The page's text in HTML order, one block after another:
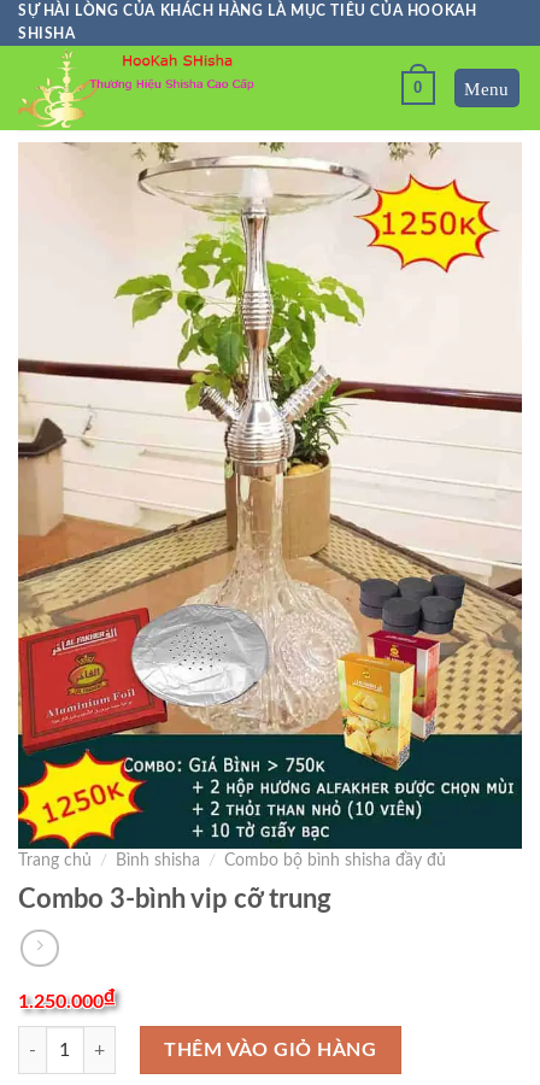
Skip
to
content
SỰ HÀI LÒNG CỦA KHÁCH HÀNG LÀ MỤC TIÊU CỦA HOOKAH
SHISHA
0
Trang chủ / Bình shisha / Combo bộ bình shisha đầy đủ
Combo 3-bình vip cỡ trung
1.250.000₫
Combo 3-bình vip cỡ trung số lượng
THÊM VÀO GIỎ HÀNG